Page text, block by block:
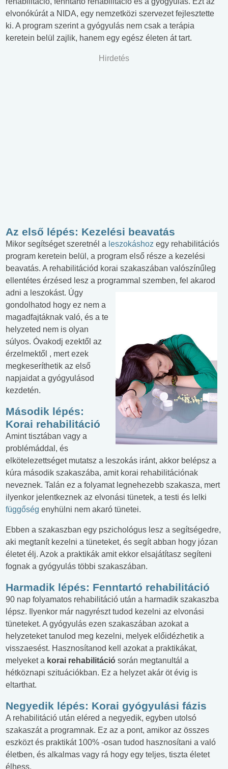
elvonókúrát a NIDA, egy nemzetközi szervezet fejlesztette
ki. A program szerint a gyógyulás nem csak a terápia
keretein belül zajlik, hanem egy egész életen át tart.
Hirdetés
Az első lépés: Kezelési beavatás
Mikor segítséget szeretnél a leszokáshoz egy rehabilitációs
program keretein belül, a program első része a kezelési
beavatás. A rehabilitációd korai szakaszában valószínűleg
ellentétes érzésed lesz a programmal szemben, fel akarod
adni a leszokást. Úgy
gondolhatod hogy ez nem a
magadfajtáknak való, és a te
helyzeted nem is olyan
súlyos. Óvakodj ezektől az
érzelmektől , mert ezek
megkeseríthetik az első
napjaidat a gyógyulásod
kezdetén.
Második lépés:
Korai rehabilitáció
Amint tisztában vagy a
problémáddal, és
elkötelezettséget mutatsz a leszokás iránt, akkor belépsz a
kúra második szakaszába, amit korai rehabilitációnak
neveznek. Talán ez a folyamat legnehezebb szakasza, mert
ilyenkor jelentkeznek az elvonási tünetek, a testi és lelki
függőség enyhülni nem akaró tünetei.
Ebben a szakaszban egy pszichológus lesz a segítségedre,
aki megtanít kezelni a tüneteket, és segít abban hogy józan
életet élj. Azok a praktikák amit ekkor elsajátítasz segíteni
fognak a gyógyulás többi szakaszában.
Harmadik lépés: Fenntartó rehabilitáció
90 nap folyamatos rehabilitáció után a harmadik szakaszba
lépsz. Ilyenkor már nagyrészt tudod kezelni az elvonási
tüneteket. A gyógyulás ezen szakaszában azokat a
helyzeteket tanulod meg kezelni, melyek előidézhetik a
visszaesést. Hasznosítanod kell azokat a praktikákat,
melyeket a korai rehabilitáció során megtanultál a
hétköznapi szituációkban. Ez a helyzet akár öt évig is
eltarthat.
Negyedik lépés: Korai gyógyulási fázis
A rehabilitáció után eléred a negyedik, egyben utolsó
szakaszát a programnak. Ez az a pont, amikor az összes
eszközt és praktikát 100% -osan tudod hasznosítani a való
életben, és alkalmas vagy rá hogy egy teljes, tiszta életet
élhess.